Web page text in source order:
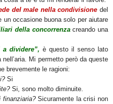
del male nella condivisione del
occasione buona solo per aiutare
della concorrenzacreando una
a dividere”, è questo il senso lato
Mi permetto però da queste
brevemente le ragioni:
Si
Si, sono molto diminuite.
Sicuramente la crisi non